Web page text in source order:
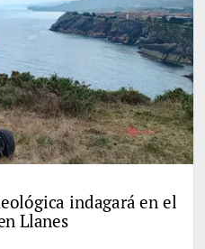
indagará en el
Llanes